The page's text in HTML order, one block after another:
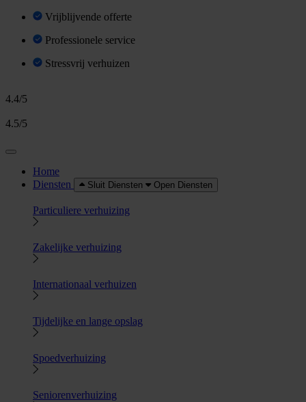
Vrijblijvende offerte
Professionele service
Stressvrij verhuizen
4.4/5
4.5/5
Home
Diensten
Sluit Diensten Open Diensten
Particuliere verhuizing
Zakelijke verhuizing
Internationaal verhuizen
Tijdelijke en lange opslag
Spoedverhuizing
Seniorenverhuizing